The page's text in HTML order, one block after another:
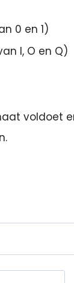
0 en 1)
I, O en Q)
voldoet